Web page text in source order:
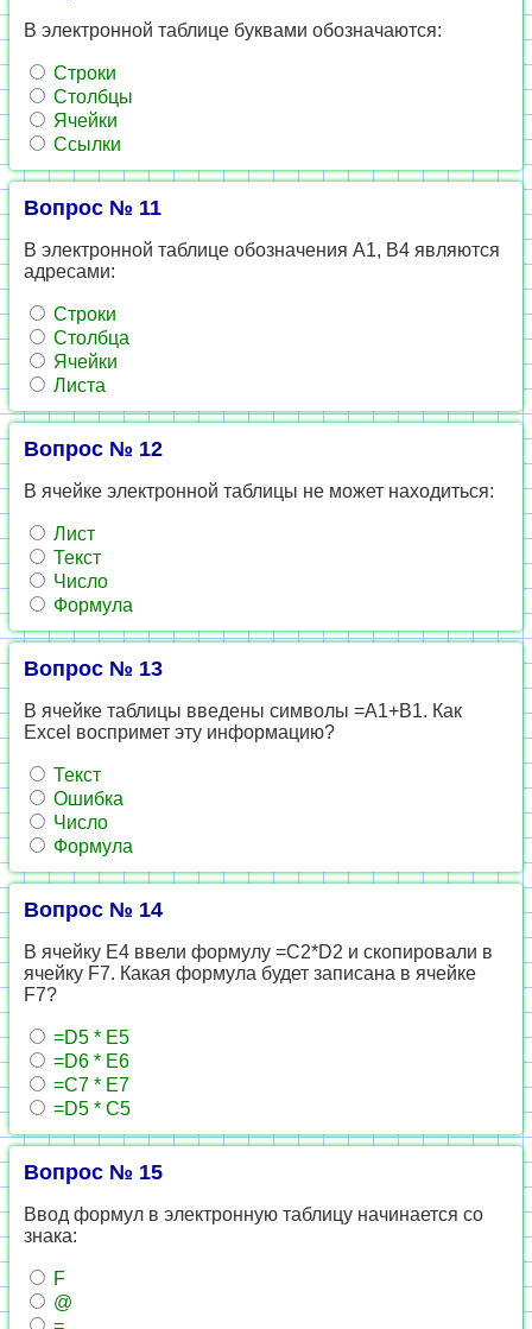
В электронной таблице буквами обозначаются:
Строки
Столбцы
Ячейки
Ссылки
Вопрос № 11
В электронной таблице обозначения А1, В4 являются
адресами:
Строки
Столбца
Ячейки
Листа
Вопрос № 12
В ячейке электронной таблицы не может находиться:
Лист
Текст
Число
Формула
Вопрос № 13
В ячейке таблицы введены символы =А1+В1. Как
Excel воспримет эту информацию?
Текст
Ошибка
Число
Формула
Вопрос № 14
В ячейку Е4 ввели формулу =C2*D2 и скопировали в
ячейку F7. Какая формула будет записана в ячейке
F7?
=D5 * E5
=D6 * E6
=С7 * Е7
=D5 * C5
Вопрос № 15
Ввод формул в электронную таблицу начинается со
знака:
F
@